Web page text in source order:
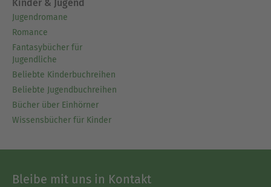
Kinder & Jugend
Jugendromane
Romance
Fantasybücher für
Jugendliche
Beliebte Kinderbuchreihen
Beliebte Jugendbuchreihen
Bücher über Einhörner
Wissensbücher für Kinder
Bleibe mit uns in Kontakt